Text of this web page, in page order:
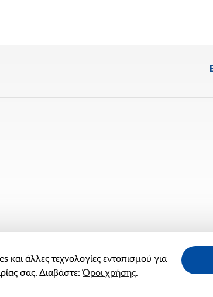
FacebookTwitter
X
LinkedinInstagramYouTube
και άλλες τεχνολογίες εντοπισμού για
σας. Διαβάστε:Όροι χρήσης.